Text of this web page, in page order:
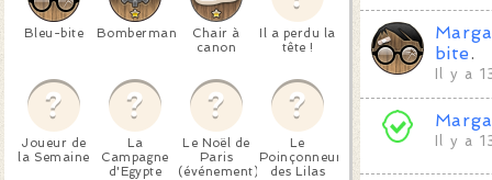
Bleu-bite Bomberman
Chair à
canon
Il a perdu la
tête !
Joueur de
la Semaine
La
Campagne
d'Egypte
Le Noël de
Paris
(événement)
Le
Poinçonneur
des Lilas
bite.
Il y a
Il y a